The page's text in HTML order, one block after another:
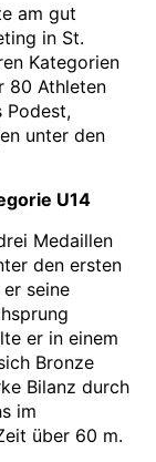
am gut
in St.
Kategorien
80 Athleten
Podest,
unter den
U14
Medaillen
den ersten
seine
er in einem
Bronze
Bilanz durch
im
über 60 m.